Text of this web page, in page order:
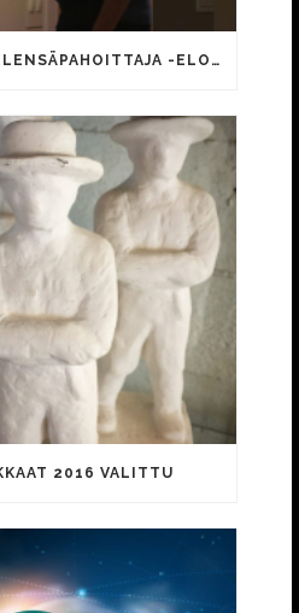
ILOSIA AIKOJA, MIELENSÄPAHOITTAJA -ELOKUVAN MINIÄNÄ JATKAA MARI PERANKOSKI JA POIKANA IIKKA FORSS
2016 VALITTU